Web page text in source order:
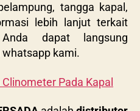
tangga kapal,
lebih lanjut terkait
dapat langsung
kami.
Pada Kapal